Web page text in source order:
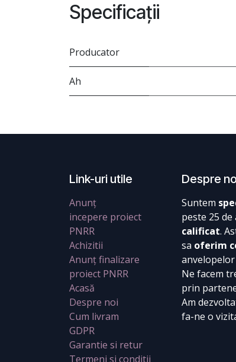
Specificații
Producator
Ah
Link-uri utile
Anunț
incepere proiect
PNRR
Achizitii
Anunț finalizare
proiect PNRR
Acasă
Despre noi
Cum livram
GDPR
Garantie si retur
Termeni si conditii
Despre
Suntem
peste 25
calificat.
sa oferim
Ne facem
prin
Am
fa-ne o